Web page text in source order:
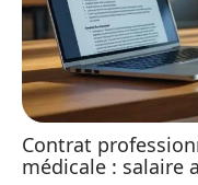
Contrat
médicale : salaire